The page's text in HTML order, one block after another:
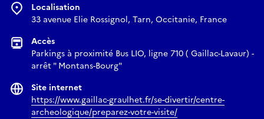
Localisation
33 avenue Elie Rossignol, Tarn, Occitanie, France
Accès
Parkings à proximité Bus LIO, ligne 710 ( Gaillac-Lavaur) -
arrêt " Montans-Bourg"
Site internet
https://www.gaillac-graulhet.fr/se-divertir/centre-
archeologique/preparez-votre-visite/